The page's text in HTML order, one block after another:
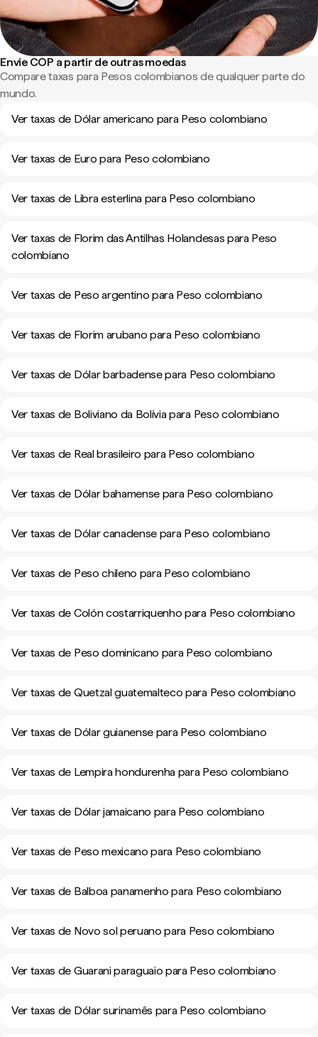
Envie COP a partir de outras moedas
Compare taxas para Pesos colombianos de qualquer parte do
mundo.
Ver taxas de Dólar americano para Peso colombiano
Ver taxas de Euro para Peso colombiano
Ver taxas de Libra esterlina para Peso colombiano
Ver taxas de Florim das Antilhas Holandesas para Peso
colombiano
Ver taxas de Peso argentino para Peso colombiano
Ver taxas de Florim arubano para Peso colombiano
Ver taxas de Dólar barbadense para Peso colombiano
Ver taxas de Boliviano da Bolívia para Peso colombiano
Ver taxas de Real brasileiro para Peso colombiano
Ver taxas de Dólar bahamense para Peso colombiano
Ver taxas de Dólar canadense para Peso colombiano
Ver taxas de Peso chileno para Peso colombiano
Ver taxas de Colón costarriquenho para Peso colombiano
Ver taxas de Peso dominicano para Peso colombiano
Ver taxas de Quetzal guatemalteco para Peso colombiano
Ver taxas de Dólar guianense para Peso colombiano
Ver taxas de Lempira hondurenha para Peso colombiano
Ver taxas de Dólar jamaicano para Peso colombiano
Ver taxas de Peso mexicano para Peso colombiano
Ver taxas de Balboa panamenho para Peso colombiano
Ver taxas de Novo sol peruano para Peso colombiano
Ver taxas de Guarani paraguaio para Peso colombiano
Ver taxas de Dólar surinamês para Peso colombiano